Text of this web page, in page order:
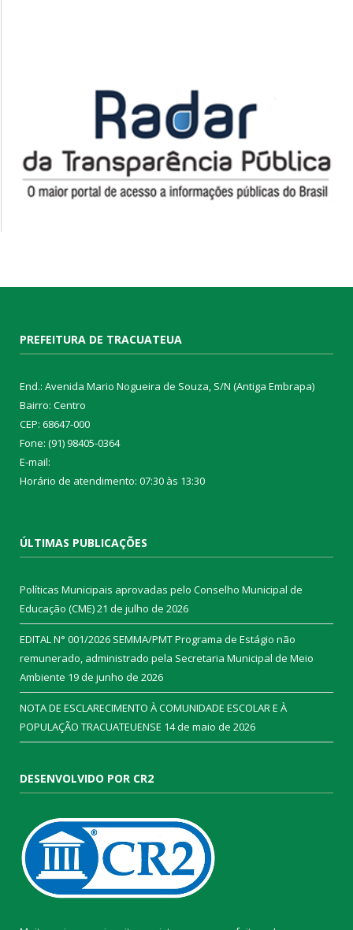
PREFEITURA DE TRACUATEUA
End.: Avenida Mario Nogueira de Souza, S/N (Antiga Embrapa)
Bairro: Centro
CEP: 68647-000
Fone: (91) 98405-0364
E-mail:
Horário de atendimento: 07:30 às 13:30
ÚLTIMAS PUBLICAÇÕES
Políticas Municipais aprovadas pelo Conselho Municipal de
Educação (CME)21 de julho de 2026
EDITAL N° 001/2026 SEMMA/PMT Programa de Estágio não
remunerado, administrado pela Secretaria Municipal de Meio
Ambiente 19 de junho de 2026
NOTA DE ESCLARECIMENTO À COMUNIDADE ESCOLAR E À
POPULAÇÃO TRACUATEUENSE 14 de maio de 2026
DESENVOLVIDO POR CR2